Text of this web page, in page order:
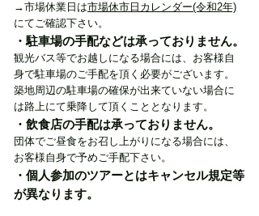
→市場休業日は市場休市日カレンダー(令和2年)
にてご確認下さい。​
・駐車場の手配などは承っておりません。
観光バス等でお越しになる場合には、お客様自
身で駐車場のご手配を頂く必要がございます。
築地周辺の駐車場の確保が出来ていない場合に
は路上にて乗降して頂くこととなります。
・飲食店の手配は承っておりません。
団体でご昼食をお召し上がりになる場合には、
お客様自身で予めご手配下さい。
・個人参加のツアーとはキャンセル規定等
が異なります。